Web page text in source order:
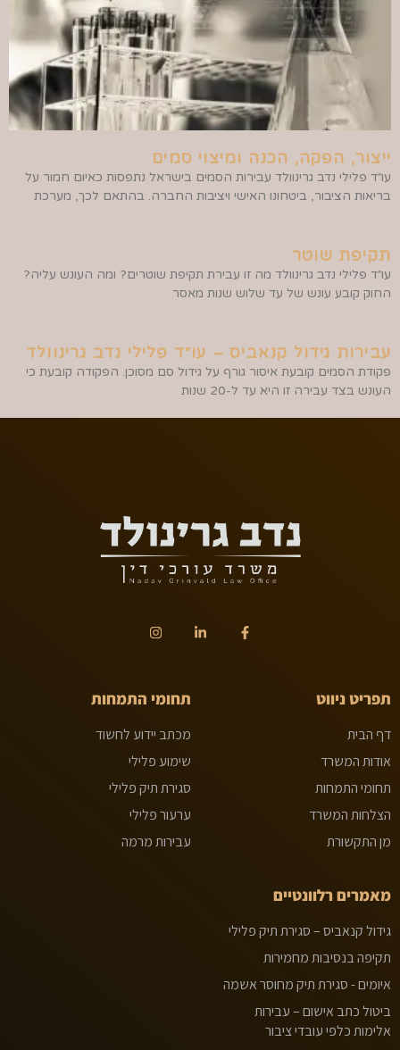
ייצור, הפקה, הכנה ומיצוי סמים
עו״ד פלילי נדב גרינוולד עבירות הסמים בישראל נתפסות כאיום חמור על
בריאות הציבור, ביטחונו האישי ויציבות החברה. בהתאם לכך, מערכת
תקיפת שוטר
עו״ד פלילי נדב גרינוולד מה זו עבירת תקיפת שוטרים? ומה העונש עליה?
החוק קובע עונש של עד שלוש שנות מאסר
עבירות גידול קנאביס – עו״ד פלילי נדב גרינוולד
פקודת הסמים קובעת איסור גורף על גידול סם מסוכן. הפקודה קובעת כי
העונש בצד עבירה זו היא עד ל-20 שנות
תפריט ניווט
דף הבית
אודות המשרד
תחומי התמחות
הצלחות המשרד
מן התקשורת
תחומי התמחות
מכתב יידוע לחשוד
שימוע פלילי
סגירת תיק פלילי
ערעור פלילי
עבירות מרמה
מאמרים רלוונטיים
גידול קנאביס – סגירת תיק פלילי
תקיפה בנסיבות מחמירות
איומים - סגירת תיק מחוסר אשמה
ביטול כתב אישום – עבירות
אלימות כלפי עובדי ציבור